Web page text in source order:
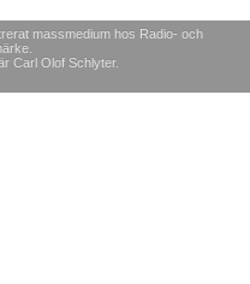
massmedium hos Radio- och
Carl Olof Schlyter.